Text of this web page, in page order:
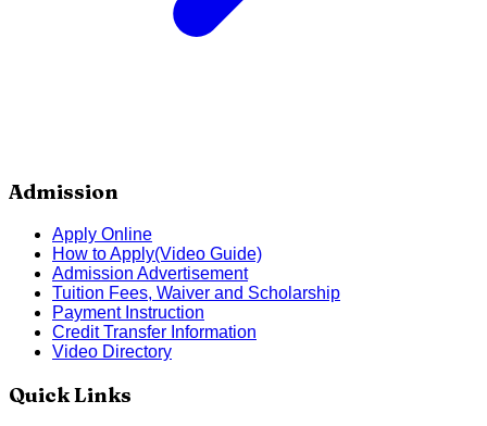
Admission
Apply Online
How to Apply(Video Guide)
Admission Advertisement
Tuition Fees, Waiver and Scholarship
Payment Instruction
Credit Transfer Information
Video Directory
Quick Links